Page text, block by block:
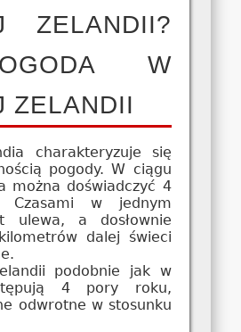
ZELANDII?
W
ZELANDII
charakteryzuje się
pogody. W ciągu
można doświadczyć 4
Czasami w jednym
ulewa, a dosłownie
dalej świeci
podobnie jak w
4 pory roku,
odwrotne w stosunku